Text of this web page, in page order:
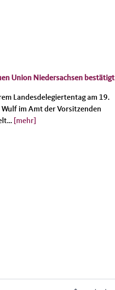
Union Niedersachsen bestätigt
Landesdelegiertentag am 19.
im Amt der Vorsitzenden
[mehr]